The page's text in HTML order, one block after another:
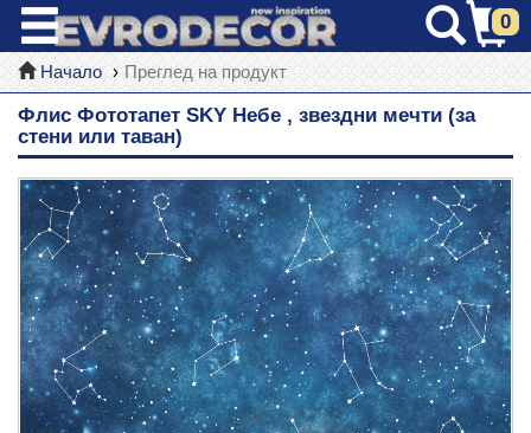
0
Начало Преглед на продукт
Флис Фототапет SKY Небе , звездни мечти (за
стени или таван)